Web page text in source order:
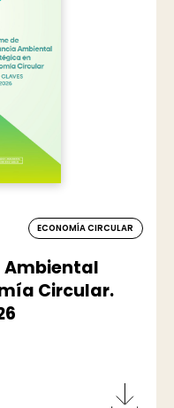
ECONOMÍA CIRCULAR
Ambiental
Circular.